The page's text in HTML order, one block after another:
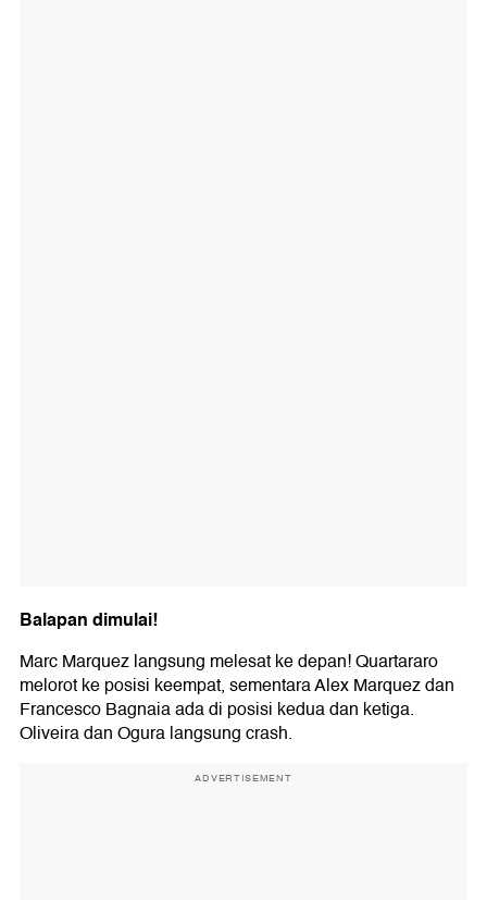
Balapan dimulai!
Marc Marquez langsung melesat ke depan! Quartararo
melorot ke posisi keempat, sementara Alex Marquez dan
Francesco Bagnaia ada di posisi kedua dan ketiga.
Oliveira dan Ogura langsung crash.
ADVERTISEMENT